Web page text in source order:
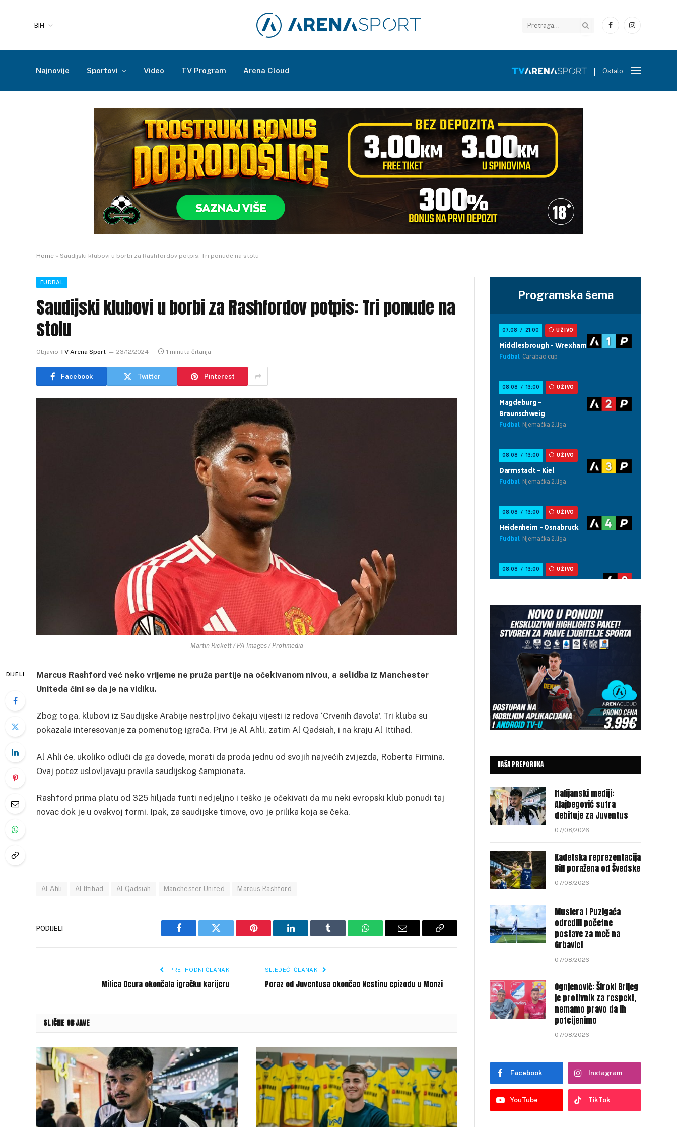
BIH
FacebookInstagram
Najnovije Sportovi Video TV Program Arena Cloud Ostalo
Home » Saudijski klubovi u borbi za Rashfordov potpis: Tri ponude na stolu
FUDBAL
Saudijski klubovi u borbi za Rashfordov potpis: Tri ponude na
stolu
Objavio TV Arena Sport 23/12/2024 1 minuta čitanja
Facebook Twitter Pinterest
Martin Rickett / PA Images / Profimedia
DIJELI
Marcus Rashford već neko vrijeme ne pruža partije na očekivanom nivou, a selidba iz Manchester
Uniteda čini se da je na vidiku.
Zbog toga, klubovi iz Saudijske Arabije nestrpljivo čekaju vijesti iz redova ‘Crvenih đavola’. Tri kluba su
pokazala interesovanje za pomenutog igrača. Prvi je Al Ahli, zatim Al Qadsiah, i na kraju Al Ittihad.
Al Ahli će, ukoliko odluči da ga dovede, morati da proda jednu od svojih najvećih zvijezda, Roberta Firmina.
Ovaj potez uslovljavaju pravila saudijskog šampionata.
Rashford prima platu od 325 hiljada funti nedjeljno i teško je očekivati da mu neki evropski klub ponudi taj
novac dok je u ovakvoj formi. Ipak, za saudijske timove, ovo je prilika koja se čeka.
Al Ahli Al Ittihad Al Qadsiah Manchester United Marcus Rashford
PODIJELI
Facebook Twitter Pinterest LinkedIn Tumblr WhatsAppEmail
Copy
PRETHODNI ČLANAK
Milica Deura okončala igračku karijeru
SLJEDEĆI ČLANAK
Poraz od Juventusa okončao Nestinu epizodu u Monzi
SLIČNE OBJAVE
Programska šema
NAŠA PREPORUKA
Italijanski mediji:
Alajbegović sutra
debituje za Juventus
07/08/2026
Kadetska reprezentacija
BiH poražena od Švedske
07/08/2026
Muslera i Puzigaća
odredili početne
postave za meč na
Grbavici
07/08/2026
Ognjenović: Široki Brijeg
je protivnik za respekt,
nemamo pravo da ih
potcijenimo
07/08/2026
Facebook Instagram
YouTube TikTok